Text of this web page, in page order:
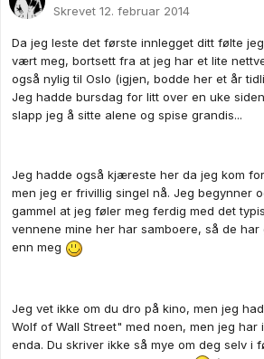
Skrevet 12. februar 2014
Da jeg leste det første innlegget ditt følte
vært meg, bortsett fra at jeg har et lite
også nylig til Oslo (igjen, bodde her et år
Jeg hadde bursdag for litt over en uke
slapp jeg å sitte alene og spise grandis...
Jeg hadde også kjæreste her da jeg kom
men jeg er frivillig singel nå. Jeg begynner
gammel at jeg føler meg ferdig med det
vennene mine her har samboere, så de
enn meg
Jeg vet ikke om du dro på kino, men jeg
Wolf of Wall Street" med noen, men jeg har
enda. Du skriver ikke så mye om deg selv i